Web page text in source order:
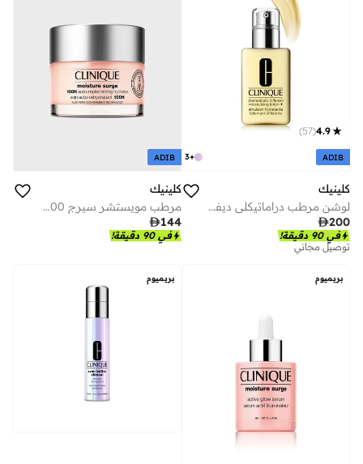
+
3
4.9
(
57
)
ADIB
كلينيك
لوشن مرطب دراماتيكلي ديفرنت - 125 مل
200
في 90 دقيقة!
توصيل مجاني
ADIB
كلينيك
مرطب مويستشر سيرج 100 ساعة - 30 مل
144
في 90 دقيقة!
بريميوم بريميوم